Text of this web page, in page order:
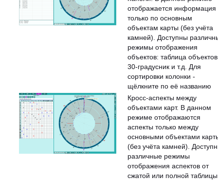
отображается информация
только по основным
объектам карты (без учёта
камней). Доступны
режимы отображения
объектов: таблица
30-градусник и т.д. Для
сортировки колонки -
щёлкните по её названию
Кросс-аспекты между
объектами карт. В данном
режиме отображаются
аспекты только между
основными объектами
(без учёта камней).
различные режимы
отображения аспектов от
сжатой или полной таблицы